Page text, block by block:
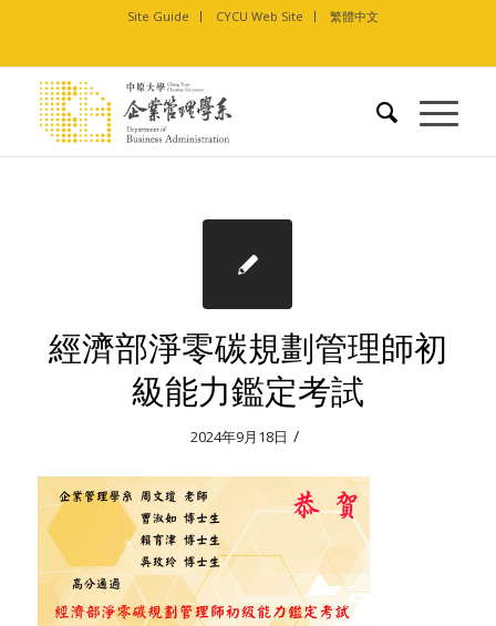
Site Guide CYCU Web Site 繁體中文
經濟部淨零碳規劃管理師初
級能力鑑定考試
2024年9月18日 /